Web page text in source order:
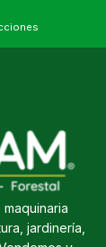
jardinería,